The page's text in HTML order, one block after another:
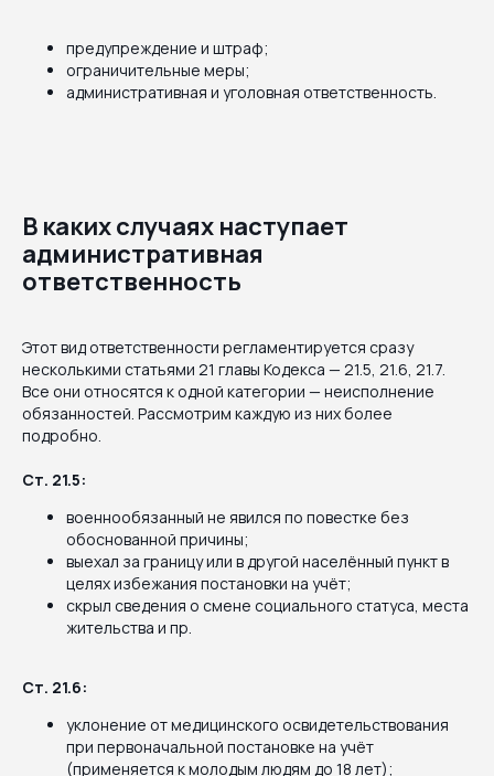
предупреждение и штраф;
ограничительные меры;
административная и уголовная ответственность.
В каких случаях наступает
административная
ответственность
Этот вид ответственности регламентируется сразу
несколькими статьями 21 главы Кодекса — 21.5, 21.6, 21.7.
Все они относятся к одной категории — неисполнение
обязанностей. Рассмотрим каждую из них более
подробно.
Ст. 21.5:
военнообязанный не явился по повестке без
обоснованной причины;
выехал за границу или в другой населённый пункт в
целях избежания постановки на учёт;
скрыл сведения о смене социального статуса, места
жительства и пр.
Ст. 21.6:
уклонение от медицинского освидетельствования
при первоначальной постановке на учёт
(применяется к молодым людям до 18 лет);